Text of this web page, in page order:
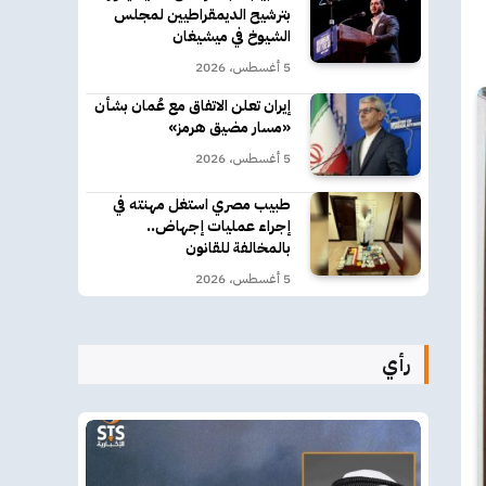
بترشيح الديمقراطيين لمجلس
الشيوخ في ميشيغان
5 أغسطس، 2026
إيران تعلن الاتفاق مع عُمان بشأن
«مسار مضيق هرمز»
5 أغسطس، 2026
طبيب مصري استغل مهنته في
إجراء عمليات إجهاض..
بالمخالفة للقانون
5 أغسطس، 2026
رأي